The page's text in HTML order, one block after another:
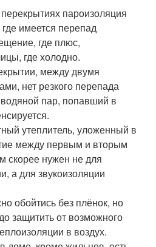
пароизоляция
имеется перепад
где плюс,
где холодно.
между двумя
нет резкого перепада
пар, попавший в
утеплитель, уложенный в
между первым и вторым
скорее нужен не для
а для звукоизоляции
обойтись без плёнок, но
защитить от возможного
в воздух.